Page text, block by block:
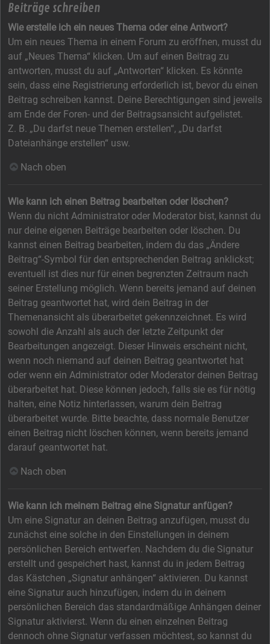
Beiträge schreiben
Wie erstelle ich ein neues Thema oder eine Antwort?
Um ein neues Thema in einem Forum zu eröffnen, musst du
auf „Neues Thema“ klicken. Um auf einen Beitrag zu
antworten, musst du auf „Antworten“ klicken. Es könnte
sein, dass eine Registrierung erforderlich ist, bevor du einen
Beitrag schreiben kannst. Deine Berechtigungen sind jeweils
am Ende der Foren- und der Beitragsansicht aufgelistet.
Z. B. „Du darfst neue Themen erstellen“, „Du darfst
Dateianhänge erstellen“ usw.
Nach oben
Wie kann ich einen Beitrag bearbeiten oder löschen?
Wenn du nicht Administrator oder Moderator bist, kannst du
nur deine eigenen Beiträge bearbeiten oder löschen. Du
kannst einen Beitrag bearbeiten, indem du das „Ändere
Beitrag“-Symbol für den entsprechenden Beitrag anklickst;
eventuell ist dies nur für einen begrenzten Zeitraum nach
seiner Erstellung möglich. Wenn bereits jemand auf deinen
Beitrag geantwortet hat, wird dein Beitrag in der
Themenansicht als überarbeitet gekennzeichnet. Es wird
sowohl die Anzahl als auch der letzte Zeitpunkt der
Bearbeitungen angezeigt. Dieser Hinweis erscheint nicht,
wenn noch niemand auf deinen Beitrag geantwortet hat
oder wenn ein Administrator oder Moderator deinen Beitrag
überarbeitet hat. Diese können jedoch, falls sie es für nötig
halten, eine Notiz hinterlassen, warum dein Beitrag
überarbeitet wurde. Bitte beachte, dass normale Benutzer
einen Beitrag nicht löschen können, wenn bereits jemand
darauf geantwortet hat.
Nach oben
Wie kann ich meinem Beitrag eine Signatur anfügen?
Um eine Signatur an deinen Beitrag anzufügen, musst du
zunächst eine solche in den Einstellungen in deinem
persönlichen Bereich entwerfen. Nachdem du die Signatur
erstellt und gespeichert hast, kannst du in jedem Beitrag
das Kästchen „Signatur anhängen“ aktivieren. Du kannst
eine Signatur auch hinzufügen, indem du in deinem
persönlichen Bereich das standardmäßige Anhängen deiner
Signatur aktivierst. Wenn du einen einzelnen Beitrag
dennoch ohne Signatur verfassen möchtest, so kannst du